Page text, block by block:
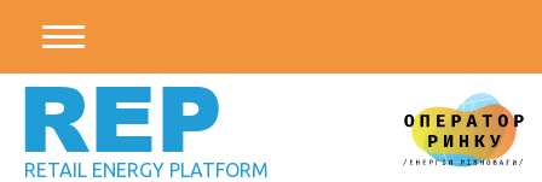
REP
RETAIL ENERGY PLATFORM